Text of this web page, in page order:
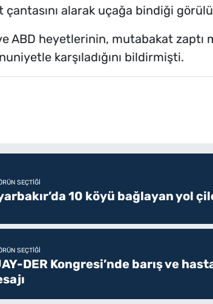
alarak uçağa bindiği
ABD heyetlerinin, mutabakat zaptı
karşıladığını bildirmişti.
SEÇTIĞI
10 köyü bağlayan yol
SEÇTIĞI
DER Kongresi’nde barış ve